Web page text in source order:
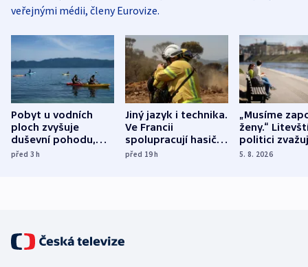
veřejnými médii, členy Eurovize.
Pobyt u vodních
ploch zvyšuje
duševní pohodu,
ukázala
před 3h
Jiný jazyk i technika.
Ve Francii
spolupracují hasiči z
různých zemí
před 19h
„Musíme
ženy.“
politici
dohodu o
5. 8. 2026